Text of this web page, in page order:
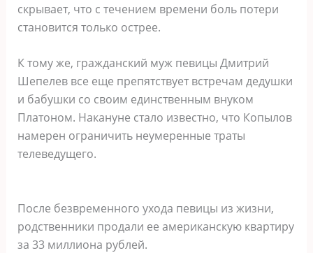
скрывает, что с течением времени боль потери
становится только острее.
К тому же, гражданский муж певицы Дмитрий
Шепелев все еще препятствует встречам дедушки
и бабушки со своим единственным внуком
Платоном. Накануне стало известно, что Копылов
намерен ограничить неумеренные траты
телеведущего.
После безвременного ухода певицы из жизни,
родственники продали ее американскую квартиру
за 33 миллиона рублей.